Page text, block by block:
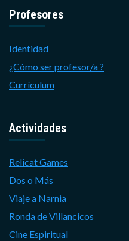
Profesores
Identidad
¿Cómo ser profesor/a ?
Currículum
Actividades
Relicat Games
Dos o Más
Viaje a Narnia
Ronda de Villancicos
Cine Espiritual